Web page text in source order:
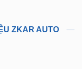
ZKAR AUTO